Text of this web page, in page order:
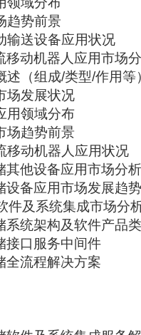
趋势前景
输送设备应用状况
移动机器人应用市场
述（组成/类型/作用等
场发展状况
用领域分布
场趋势前景
移动机器人应用状况
其他设备应用市场分析
设备应用市场发展趋势
件及系统集成市场分
系统架构及软件产品
接口服务中间件
全流程解决方案